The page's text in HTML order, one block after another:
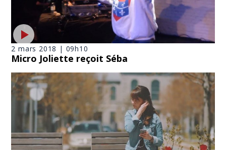
2 mars 2018 | 09h10
Micro Joliette reçoit Séba